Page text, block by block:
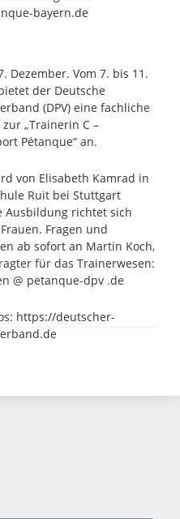
bayern.de
Dezember. Vom 7. bis 11.
der Deutsche
(DPV) eine fachliche
„Trainerin C –
Pétanque“ an.
von Elisabeth Kamrad in
Ruit bei Stuttgart
Ausbildung richtet sich
Fragen und
ab sofort an Martin Koch,
für das Trainerwesen:
@ petanque-dpv .de
https://deutscher-